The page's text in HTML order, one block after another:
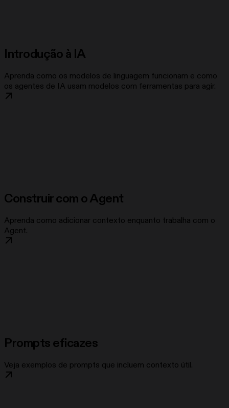
Introdução à IA
Aprenda como os modelos de linguagem funcionam e como
os agentes de IA usam modelos com ferramentas para agir.
Construir com o Agent
Aprenda como adicionar contexto enquanto trabalha com o
Agent.
Prompts eficazes
Veja exemplos de prompts que incluem contexto útil.